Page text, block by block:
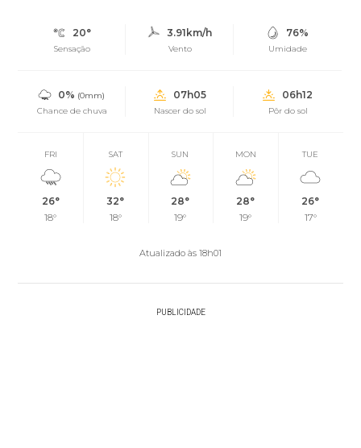
20°
Sensação
3.91km/h
Vento
76%
Umidade
0% (0mm)
Chance de chuva
07h05
Nascer do sol
06h12
Pôr do sol
FRI
26°
18°
SAT
32°
18°
SUN
28°
19°
MON
28°
19°
TUE
26°
17°
Atualizado às 18h01
PUBLICIDADE